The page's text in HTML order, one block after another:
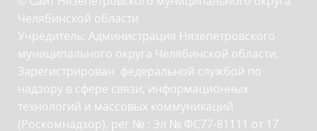
Челябинской области
Учредитель: Администрация Нязепетровского
муниципального округа Челябинской области.
Зарегистрирован федеральной службой по
надзору в сфере связи, информационных
технологий и массовых коммуникаций
(Роскомнадзор), рег № : Эл № ФС77-81111 от 17